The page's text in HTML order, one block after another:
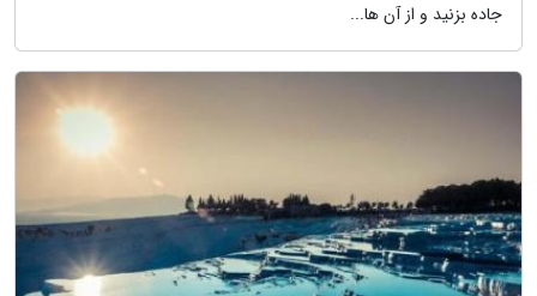
جاده بزنید و از آن ها...